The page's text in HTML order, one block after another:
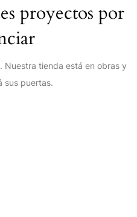
proyectos por
Nuestra tienda está en obras y
sus puertas.